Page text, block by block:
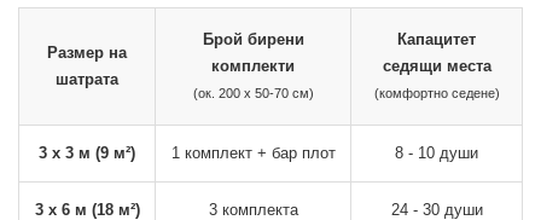
Размер на
шатрата
Брой бирени
комплекти
(ок. 200 x 50-70 см)
Капацитет
седящи места
(комфортно седене)
3 x 3 м (9 м²) 1 комплект + бар плот 8 - 10 души
3 x 6 м (18 м²) 3 комплекта 24 - 30 души